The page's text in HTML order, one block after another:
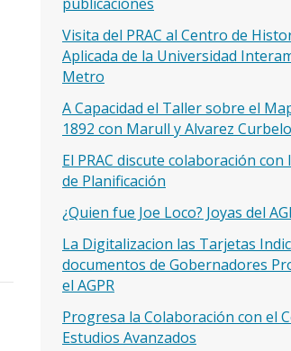
Visita del PRAC al Centro de
Aplicada de la Universidad
Metro
A Capacidad el Taller sobre el
1892 con Marull y Alvarez Curbelo
El PRAC discute colaboración con
de Planificación
¿Quien fue Joe Loco? Joyas del
La Digitalizacion las Tarjetas
documentos de Gobernadores
el AGPR
Progresa la Colaboración con el
Estudios Avanzados